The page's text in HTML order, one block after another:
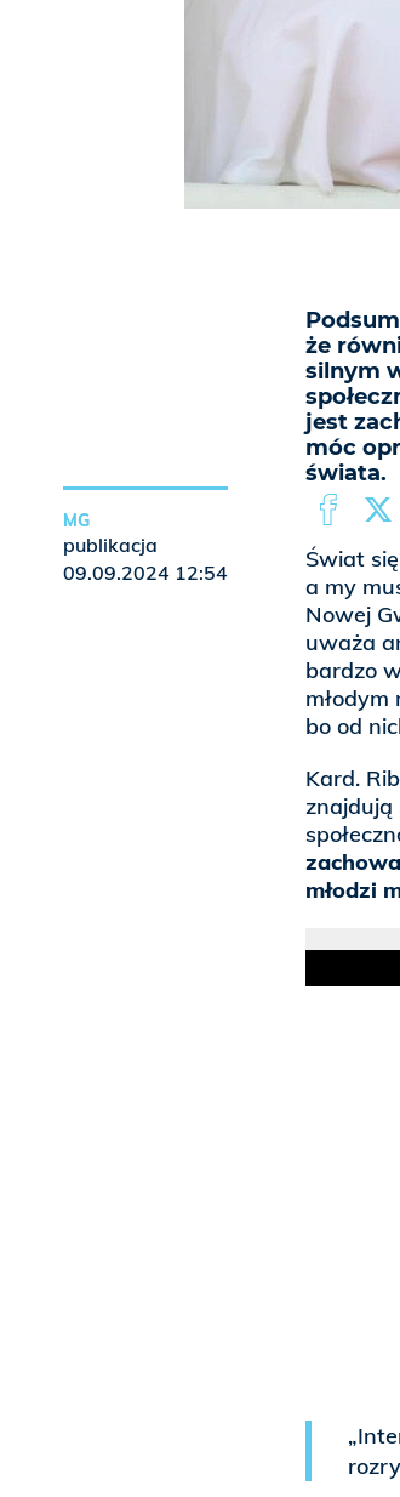
że
silnym
jest
móc
świata.
Świat
a my
Nowej
uważa
bardzo
bo od
Kard.
znajdują
młodzi
MG
publikacja
09.09.2024 12:54